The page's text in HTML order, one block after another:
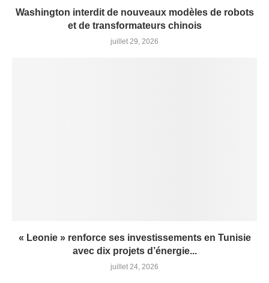
Washington interdit de nouveaux modèles de robots
et de transformateurs chinois
juillet 29, 2026
« Leonie » renforce ses investissements en Tunisie
avec dix projets d’énergie...
juillet 24, 2026